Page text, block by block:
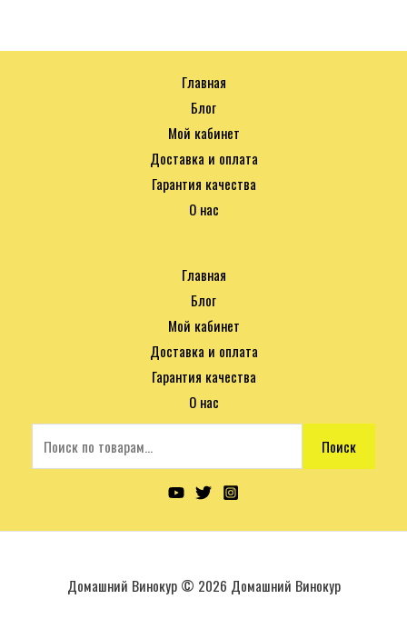
Главная
Блог
Мой кабинет
Доставка и оплата
Гарантия качества
О нас
Главная
Блог
Мой кабинет
Доставка и оплата
Гарантия качества
О нас
Поиск
Домашний Винокур © 2026 Домашний Винокур